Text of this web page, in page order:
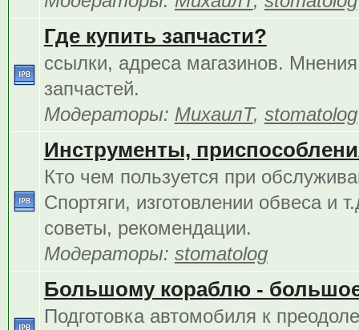
Где купить запчасти?
ссылки, адреса магазинов.
запчастей.
Модераторы: МихаилТ, stomatolog
Инструменты,
Кто чем пользуется при
Спортяги, изготовлении обвеса и
советы, рекомендации.
Модераторы: stomatolog
Большому кораблю -
Подготовка автомобиля к